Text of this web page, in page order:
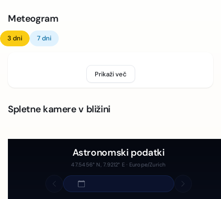
Meteogram
3 dni 7 dni
Prikaži več
Spletne kamere v bližini
Astronomski podatki
47.5456° N, 7.9212° E · Europe/Zurich